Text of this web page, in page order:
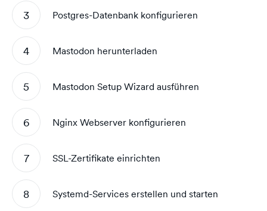
Postgres-Datenbank konfigurieren
Mastodon herunterladen
Mastodon Setup Wizard ausführen
Nginx Webserver konfigurieren
SSL-Zertifikate einrichten
Systemd-Services erstellen und starten